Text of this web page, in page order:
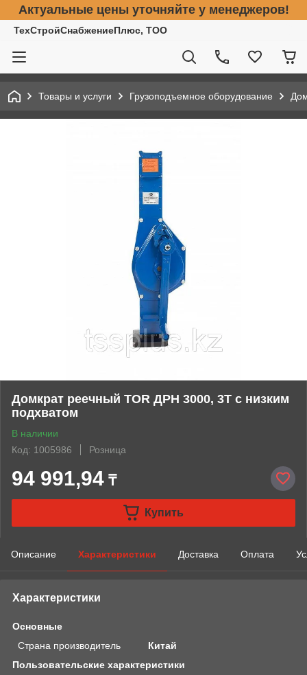
Актуальные цены уточняйте у менеджеров!
ТехСтройСнабжениеПлюс, ТОО
Товары и услуги Грузоподъемное оборудование
Домкрат реечный TOR ДРН 3000, 3Т с низким
подхватом
В наличии
Код: 1005986
Розница
94 991,94 ₸
Купить
Описание Характеристики Доставка Оплата
Характеристики
Основные
Страна производитель
Китай
Пользовательские характеристики